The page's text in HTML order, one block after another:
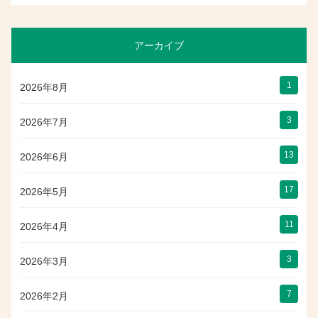
アーカイブ
2026年8月 1
2026年7月 3
2026年6月 13
2026年5月 17
2026年4月 11
2026年3月 3
2026年2月 7